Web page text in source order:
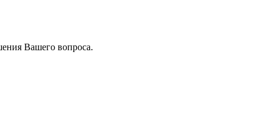
Вашего вопроса.